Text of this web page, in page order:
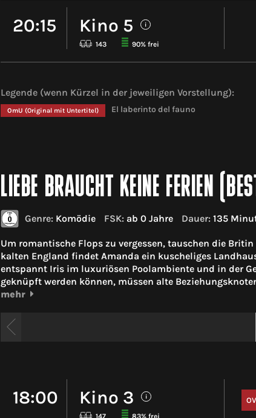
20:15 Kino 5 i
143 90% frei
Legende (wenn Kürzel in der jeweiligen Vorstellung):
OmU (Original mit Untertitel) El laberinto del fauno
LIEBE BRAUCHT KEINE FERIEN
Genre: Komödie FSK: ab 0 Jahre Dauer: 135
Um romantische Flops zu vergessen, tauschen die
kalten England findet Amanda ein kuscheliges
entspannt Iris im luxuriösen Poolambiente und in der
geknüpft werden können, müssen alte
mehr
18:00 Kino 3 i
147 83% frei
OV